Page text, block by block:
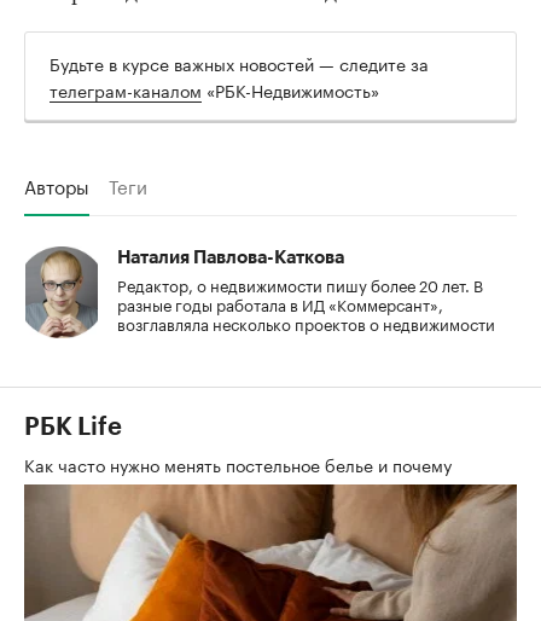
Будьте в курсе важных новостей — следите за
телеграм-каналом «РБК-Недвижимость»
Авторы Теги
Наталия Павлова-Каткова
Редактор, о недвижимости пишу более 20 лет. В
разные годы работала в ИД «Коммерсант»,
возглавляла несколько проектов о недвижимости
РБК Life
Как часто нужно менять постельное белье и почему